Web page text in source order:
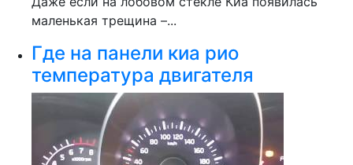
маленькая трещина –...
Где на панели киа рио
температура двигателя